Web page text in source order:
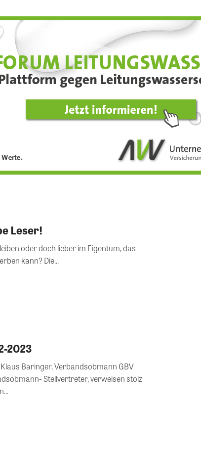
Leser!
oder doch lieber im Eigentum, das
kann? Die...
2023
Stellvertreter, verweisen stolz